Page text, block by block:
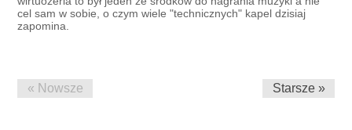
cel sam w sobie, o czym wiele "technicznych" kapel dzisiaj
zapomina.
« Nowsze Starsze »